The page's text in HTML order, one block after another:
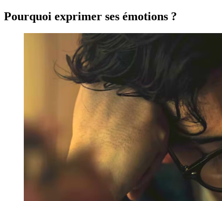
Pourquoi exprimer ses émotions ?